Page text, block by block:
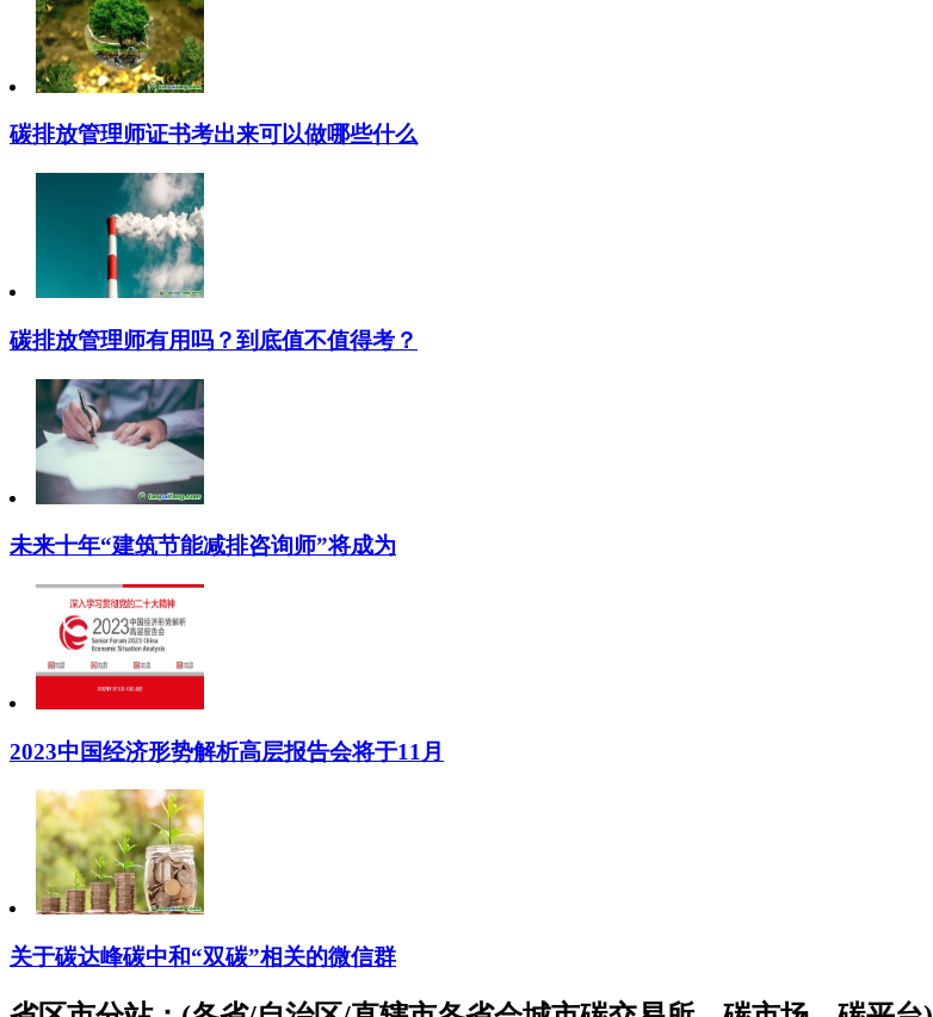
碳排放管理师证书考出来可以做哪些什么
碳排放管理师有用吗？到底值不值得考？
未来十年“建筑节能减排咨询师”将成为
2023中国经济形势解析高层报告会将于11月
关于碳达峰碳中和“双碳”相关的微信群